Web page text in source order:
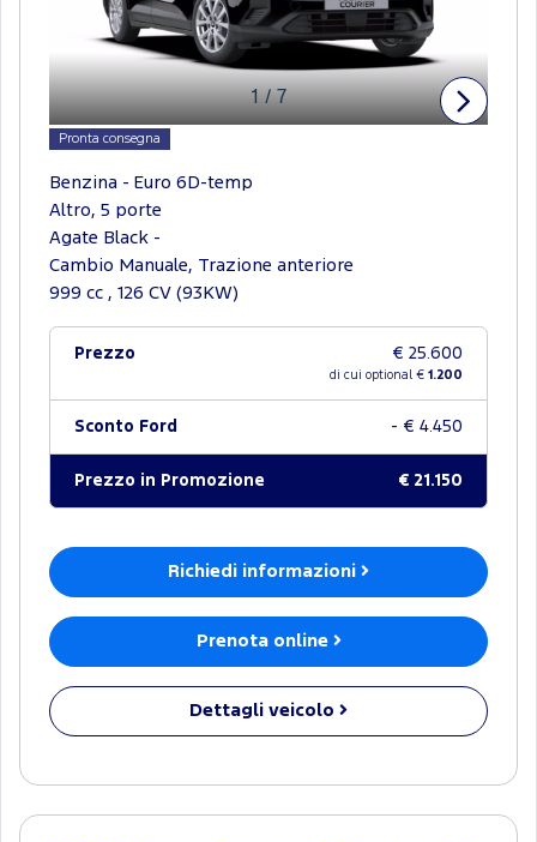
1/7
Pronta consegna
Benzina - Euro 6D-temp
Altro, 5 porte
Agate Black -
Cambio Manuale, Trazione anteriore
999 cc , 126 CV (93KW)
Prezzo € 25.600
di cui optional € 1.200
Sconto Ford - € 4.450
Prezzo in Promozione € 21.150
Richiedi informazioni
Prenota online
Dettagli veicolo